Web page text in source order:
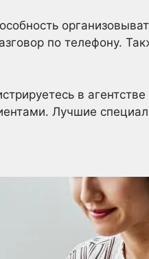
по телефону.
в
Лучшие